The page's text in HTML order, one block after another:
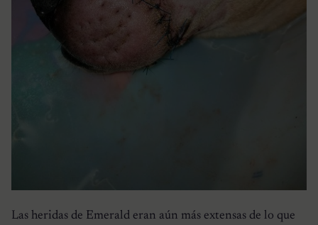
Las heridas de Emerald eran aún más extensas de lo que